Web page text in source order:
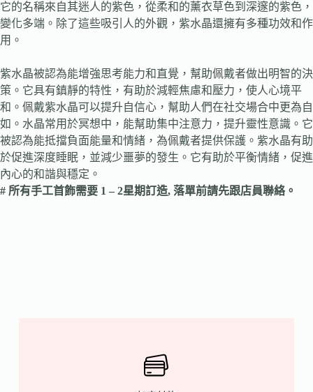
它的名稱來自其迷人的紫色，從柔和的薰衣草色到深邃的紫色，
變化多端。除了這些吸引人的外觀，紫水晶還擁有多種功效和作
用。
紫水晶被認為能增強思考能力和直覺，幫助佩戴者做出明智的決
策。它具有鎮靜的特性，有助於減輕焦慮和壓力，使人心境平
和。佩戴紫水晶可以提升自信心，幫助人們在社交場合中更為自
如。水晶常用於冥想中，能幫助集中注意力，提升靈性意識。它
被認為能抵擋負面能量和情緒，為佩戴者提供保護。紫水晶有助
於促進深度睡眠，並減少噩夢的發生。它有助於平衡情緒，促進
內心的和諧與穩定。
# 所有手工首飾需要 1 – 2星期訂造, 落單前請先跟店員聯絡。